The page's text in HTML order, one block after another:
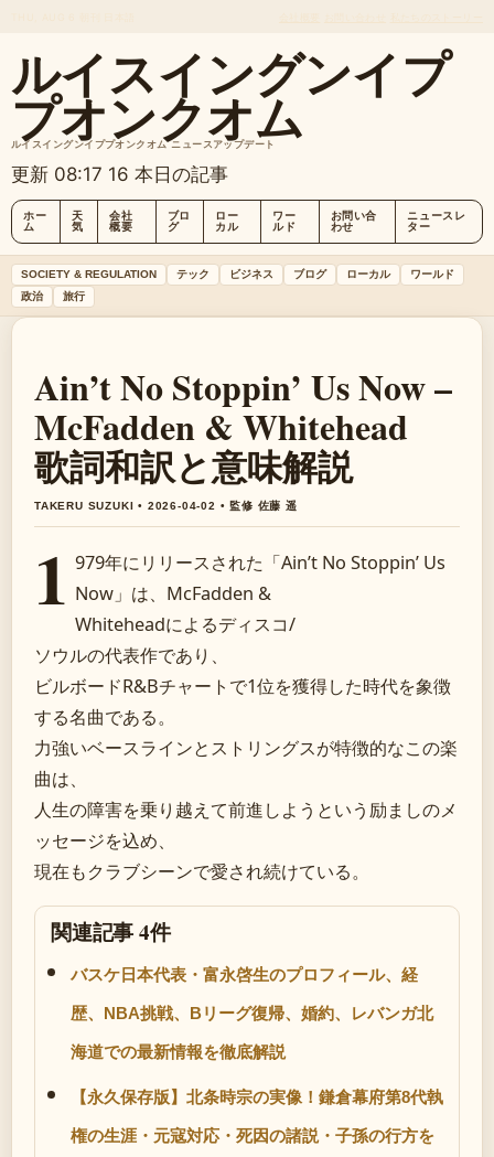
ルイスイングンイプ
プオンクオム
ルイスイングンイププオンクオム ニュースアップデート
更新 08:17 16 本日の記事
ホー
ム
天
気
会社
概要
ブロ
グ
ロー
カル
ワー
ルド
お問い合
わせ
ニュースレ
ター
SOCIETY & REGULATION テック ビジネス ブログ ローカル
ワールド
政治
旅行
Ain’t No Stoppin’ Us Now –
McFadden & Whitehead
歌詞和訳と意味解説
TAKERU SUZUKI • 2026-04-02 • 監修 佐藤 遥
1 979年にリリースされた「Ain’t No Stoppin’ Us
Now」は、McFadden &
Whiteheadによるディスコ/
ソウルの代表作であり、
ビルボードR&Bチャートで1位を獲得した時代を象徴
する名曲である。
力強いベースラインとストリングスが特徴的なこの楽
曲は、
人生の障害を乗り越えて前進しようという励ましのメ
ッセージを込め、
現在もクラブシーンで愛され続けている。
関連記事 4件
バスケ日本代表・富永啓生のプロフィール、経
歴、NBA挑戦、Bリーグ復帰、婚約、レバンガ北
海道での最新情報を徹底解説
【永久保存版】北条時宗の実像！鎌倉幕府第8代執
権の生涯・元寇対応・死因の諸説・子孫の行方を